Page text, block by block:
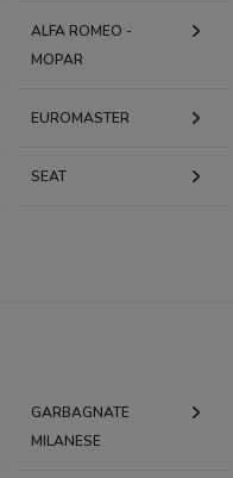
ALFA ROMEO -
MOPAR
EUROMASTER
SEAT
GARBAGNATE
MILANESE